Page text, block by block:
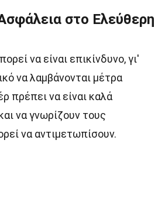
στο Ελεύθερη
να είναι επικίνδυνο, γι'
να λαμβάνονται μέτρα
πρέπει να είναι καλά
να γνωρίζουν τους
να αντιμετωπίσουν.